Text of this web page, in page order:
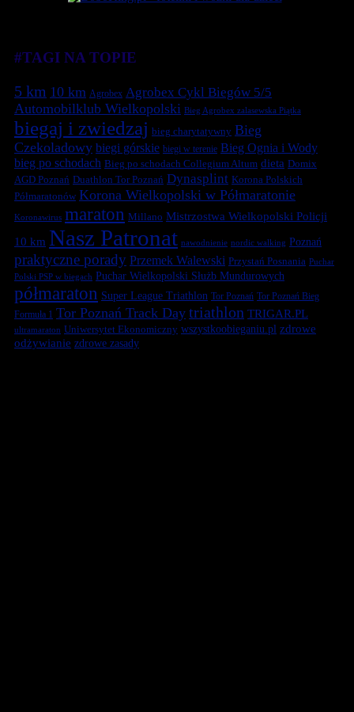
#TAGI NA TOPIE
5 km 10 km Agrobex Agrobex Cykl Biegów 5/5
Automobilklub Wielkopolski Bieg Agrobex zalasewska Piątka
biegaj i zwiedzaj bieg charytatywny Bieg
Czekoladowy biegi górskie biegi w terenie Bieg Ognia i Wody
bieg po schodach Bieg po schodach Collegium Altum dieta Domix
AGD Poznań Duathlon Tor Poznań Dynasplint Korona Polskich
Półmaratonów Korona Wielkopolski w Półmaratonie
Koronawirus maraton Millano Mistrzostwa Wielkopolski Policji
10 km Nasz Patronat nawodnienie nordic walking Poznań
praktyczne porady Przemek Walewski Przystań Posnania Puchar
Polski PSP w biegach Puchar Wielkopolski Służb Mundurowych
półmaraton Super League Triathlon Tor Poznań Tor Poznań Bieg
Formuła 1 Tor Poznań Track Day triathlon TRIGAR.PL
ultramaraton Uniwersytet Ekonomiczny wszystkoobieganiu.pl zdrowe
odżywianie zdrowe zasady